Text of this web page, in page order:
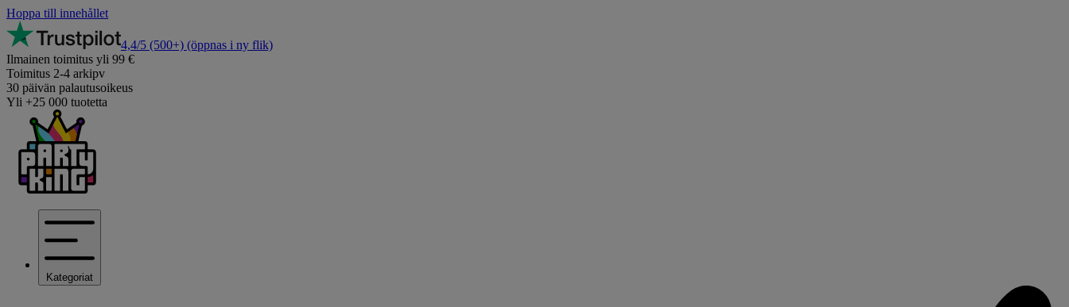
Hoppa till innehållet
4,4/5 (500+) (öppnas i ny flik)
Ilmainen toimitus yli 99 €
Toimitus 2-4 arkipv
30 päivän palautusoikeus
Yli +25 000 tuotetta
Kategoriat